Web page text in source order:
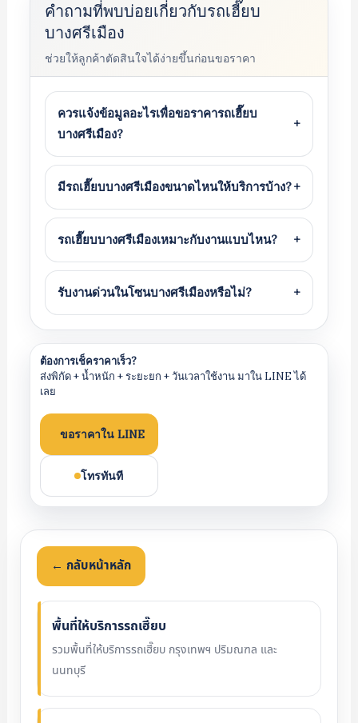
คำถามที่พบบ่อยเกี่ยวกับรถเฮี๊ยบ
บางศรีเมือง
ช่วยให้ลูกค้าตัดสินใจได้ง่ายขึ้นก่อนขอราคา
ควรแจ้งข้อมูลอะไรเพื่อขอราคารถเฮี๊ยบ
บางศรีเมือง?
+
มีรถเฮี๊ยบบางศรีเมืองขนาดไหนให้บริการบ้าง?+
รถเฮี๊ยบบางศรีเมืองเหมาะกับงานแบบไหน? +
รับงานด่วนในโซนบางศรีเมืองหรือไม่? +
ต้องการเช็คราคาเร็ว?
ส่งพิกัด + น้ำหนัก + ระยะยก + วันเวลาใช้งาน มาใน LINE ได้
เลย
ขอราคาใน LINE
โทรทันที
← กลับหน้าหลัก
พื้นที่ให้บริการรถเฮี๊ยบ
รวมพื้นที่ให้บริการรถเฮี๊ยบ กรุงเทพฯ ปริมณฑล และ
นนทบุรี